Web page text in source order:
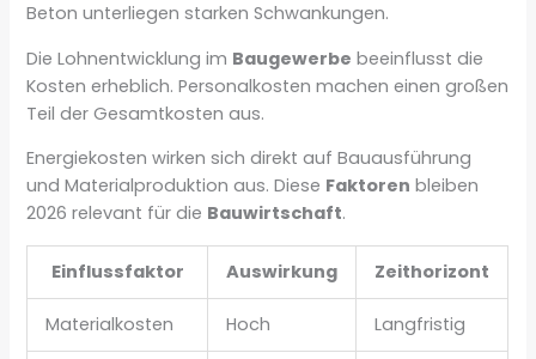
Beton unterliegen starken Schwankungen.
Die Lohnentwicklung im Baugewerbe beeinflusst die
Kosten erheblich. Personalkosten machen einen großen
Teil der Gesamtkosten aus.
Energiekosten wirken sich direkt auf Bauausführung
und Materialproduktion aus. Diese Faktoren bleiben
2026 relevant für die Bauwirtschaft.
Einflussfaktor Auswirkung Zeithorizont
Materialkosten Hoch Langfristig